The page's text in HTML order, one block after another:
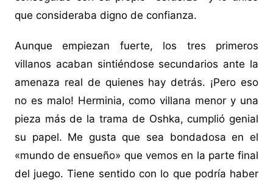
que consideraba digno de confianza.
Aunque empiezan fuerte, los tres primeros
villanos acaban sintiéndose secundarios ante la
amenaza real de quienes hay detrás. ¡Pero eso
no es malo! Herminia, como villana menor y una
pieza más de la trama de Oshka, cumplió genial
su papel. Me gusta que sea bondadosa en el
«mundo de ensueño» que vemos en la parte final
del juego. Tiene sentido con lo que podría haber